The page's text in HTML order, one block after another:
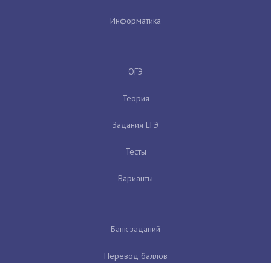
Информатика
ОГЭ
Теория
Задания ЕГЭ
Тесты
Варианты
Банк заданий
Перевод баллов